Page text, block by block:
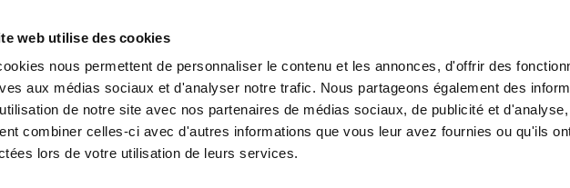
web utilise des cookies
nous permettent de personnaliser le contenu et les annonces, d'offrir des
aux médias sociaux et d'analyser notre trafic. Nous partageons également des
de notre site avec nos partenaires de médias sociaux, de publicité et
combiner celles-ci avec d'autres informations que vous leur avez fournies ou qu'ils
lors de votre utilisation de leurs services.
Accueil Environnement Histoire International